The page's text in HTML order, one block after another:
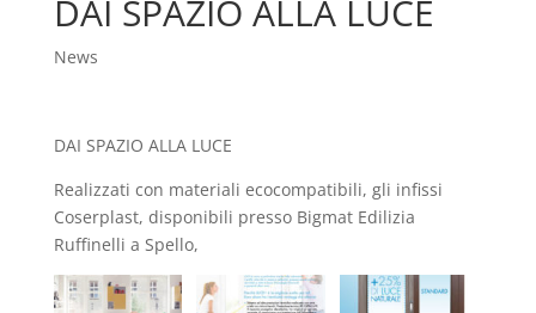
DAI SPAZIO ALLA LUCE
News
DAI SPAZIO ALLA LUCE
Realizzati con materiali ecocompatibili, gli infissi
Coserplast, disponibili presso Bigmat Edilizia
Ruffinelli a Spello,